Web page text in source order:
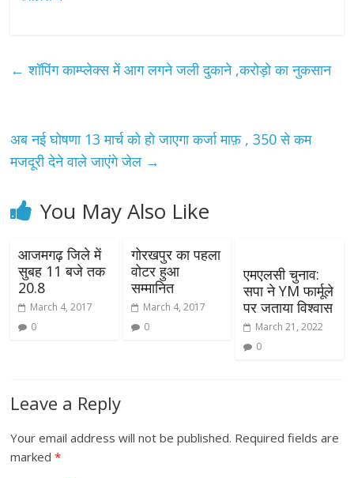
← शॉपिंग काम्प्लेक्स में आग लगने जली दुकाने ,करोड़ो का नुकसान
अब नई घोषणा 13 मार्च को हो जाएगा कर्जा माफ़ , 350 से कम
मजदूरी देने वाले जाएंगे जेल →
You May Also Like
आजमगढ़ जिले में
सुबह 11 बजे तक
20.8
March 4, 2017
0
गोरखपुर का पहला
वोटर हुआ
सम्मानित
March 4, 2017
0
एमएलसी चुनाव:
सपा ने YM फार्मूले
पर जताया विश्वास
March 21, 2022
0
Leave a Reply
Your email address will not be published. Required fields are
marked*